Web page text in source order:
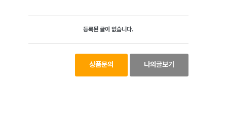
등록된 글이 없습니다.
상품문의 나의글보기